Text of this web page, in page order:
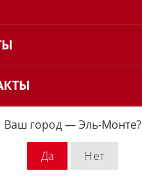
Ваш город —Эль-Монте?
Milwaukee Russia © 2026